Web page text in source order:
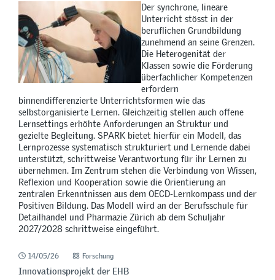
Der synchrone, lineare
Unterricht stösst in der
beruflichen Grundbildung
zunehmend an seine Grenzen.
Die Heterogenität der
Klassen sowie die Förderung
überfachlicher Kompetenzen
erfordern
binnendifferenzierte Unterrichtsformen wie das
selbstorganisierte Lernen. Gleichzeitig stellen auch offene
Lernsettings erhöhte Anforderungen an Struktur und
gezielte Begleitung. SPARK bietet hierfür ein Modell, das
Lernprozesse systematisch strukturiert und Lernende dabei
unterstützt, schrittweise Verantwortung für ihr Lernen zu
übernehmen. Im Zentrum stehen die Verbindung von Wissen,
Reflexion und Kooperation sowie die Orientierung an
zentralen Erkenntnissen aus dem OECD-Lernkompass und der
Positiven Bildung. Das Modell wird an der Berufsschule für
Detailhandel und Pharmazie Zürich ab dem Schuljahr
2027/2028 schrittweise eingeführt.
14/05/26 Forschung
Innovationsprojekt der EHB